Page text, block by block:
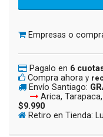
Empresas o
Pagalo en 6
Compra ahora y
Envío Santiago:
Arica,
$9.990
Retiro en Tienda: